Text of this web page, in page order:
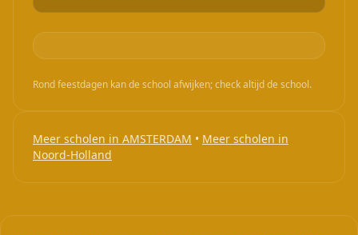
Rond feestdagen kan de school afwijken; check altijd de school.
Meer scholen in AMSTERDAM • Meer scholen in
Noord-Holland